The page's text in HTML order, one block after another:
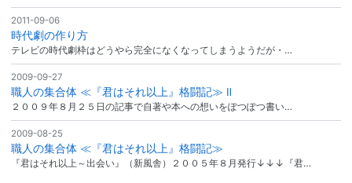
2011-09-06
時代劇の作り方
テレビの時代劇枠はどうやら完全になくなってしまうようだが・…
2009-09-27
職人の集合体 ≪『君はそれ以上』格闘記≫ Ⅱ
２００９年８月２５日の記事で自著や本への想いをぽつぽつ書い…
2009-08-25
職人の集合体 ≪『君はそれ以上』格闘記≫
『君はそれ以上～出会い』（新風舎）２００５年８月発行↓↓↓『君…